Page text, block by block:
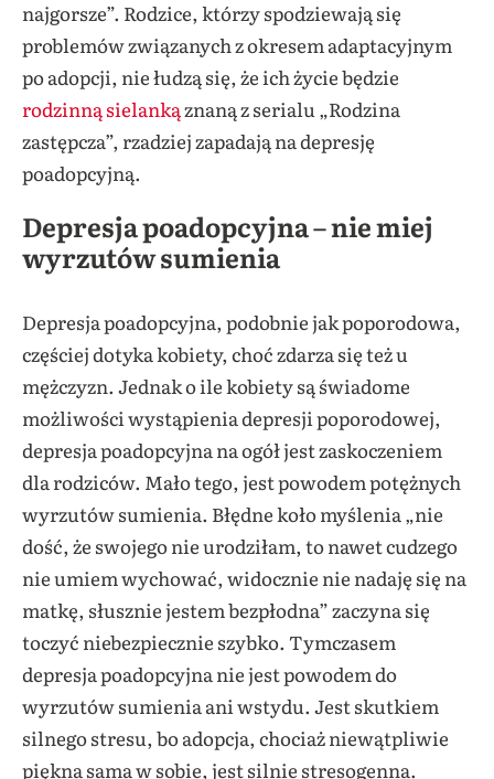
najgorsze”. Rodzice, którzy spodziewają się
problemów związanych z okresem adaptacyjnym
po adopcji, nie łudzą się, że ich życie będzie
rodzinną sielankąznaną z serialu „Rodzina
zastępcza”, rzadziej zapadają na depresję
poadopcyjną.
Depresja poadopcyjna – nie miej
wyrzutów sumienia
Depresja poadopcyjna, podobnie jak poporodowa,
częściej dotyka kobiety, choć zdarza się też u
mężczyzn. Jednak o ile kobiety są świadome
możliwości wystąpienia depresji poporodowej,
depresja poadopcyjna na ogół jest zaskoczeniem
dla rodziców. Mało tego, jest powodem potężnych
wyrzutów sumienia. Błędne koło myślenia „nie
dość, że swojego nie urodziłam, to nawet cudzego
nie umiem wychować, widocznie nie nadaję się na
matkę, słusznie jestem bezpłodna” zaczyna się
toczyć niebezpiecznie szybko. Tymczasem
depresja poadopcyjna nie jest powodem do
wyrzutów sumienia ani wstydu. Jest skutkiem
silnego stresu, bo adopcja, chociaż niewątpliwie
piękna sama w sobie, jest silnie stresogenna.